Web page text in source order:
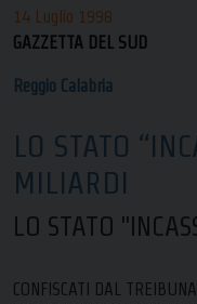
14 Luglio 1998
GAZZETTA DEL SUD
Reggio Calabria
LO STATO
MILIARDI
LO STATO
CONFISCATI DAL